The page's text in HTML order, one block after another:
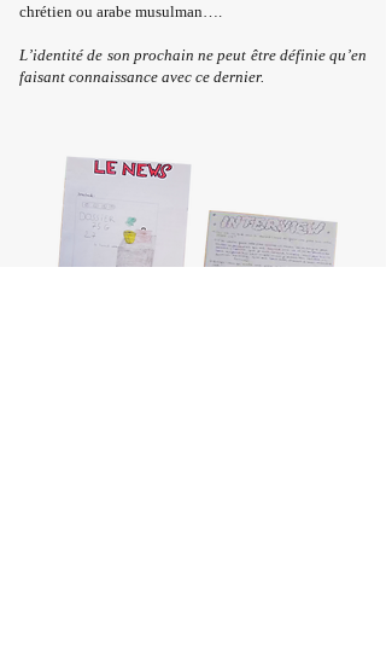
chrétien ou arabe musulman….
L’identité de son prochain ne peut être définie qu’en
faisant connaissance avec ce dernier.